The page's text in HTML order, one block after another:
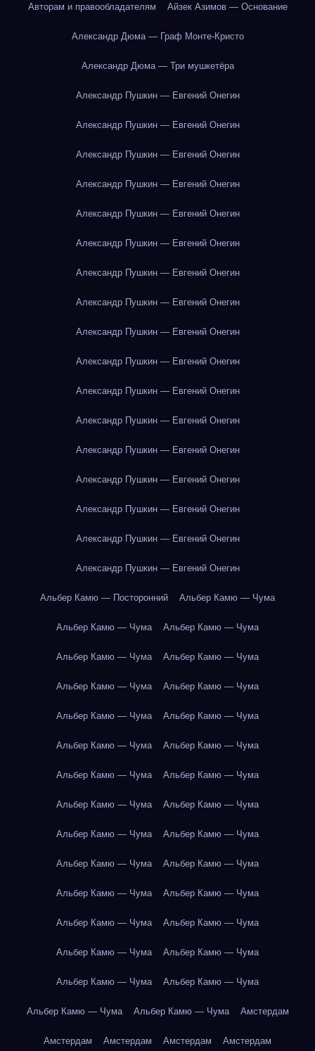
Авторам и правообладателям Айзек Азимов — Основание
Александр Дюма — Граф Монте-Кристо
Александр Дюма — Три мушкетёра
Александр Пушкин — Евгений Онегин
Александр Пушкин — Евгений Онегин
Александр Пушкин — Евгений Онегин
Александр Пушкин — Евгений Онегин
Александр Пушкин — Евгений Онегин
Александр Пушкин — Евгений Онегин
Александр Пушкин — Евгений Онегин
Александр Пушкин — Евгений Онегин
Александр Пушкин — Евгений Онегин
Александр Пушкин — Евгений Онегин
Александр Пушкин — Евгений Онегин
Александр Пушкин — Евгений Онегин
Александр Пушкин — Евгений Онегин
Александр Пушкин — Евгений Онегин
Александр Пушкин — Евгений Онегин
Александр Пушкин — Евгений Онегин
Александр Пушкин — Евгений Онегин
Альбер Камю — Посторонний Альбер Камю — Чума
Альбер Камю — Чума Альбер Камю — Чума
Альбер Камю — Чума Альбер Камю — Чума
Альбер Камю — Чума Альбер Камю — Чума
Альбер Камю — Чума Альбер Камю — Чума
Альбер Камю — Чума Альбер Камю — Чума
Альбер Камю — Чума Альбер Камю — Чума
Альбер Камю — Чума Альбер Камю — Чума
Альбер Камю — Чума Альбер Камю — Чума
Альбер Камю — Чума Альбер Камю — Чума
Альбер Камю — Чума Альбер Камю — Чума
Альбер Камю — Чума Альбер Камю — Чума
Альбер Камю — Чума Альбер Камю — Чума
Альбер Камю — Чума Альбер Камю — Чума
Альбер Камю — Чума Альбер Камю — Чума Амстердам
Амстердам Амстердам Амстердам Амстердам